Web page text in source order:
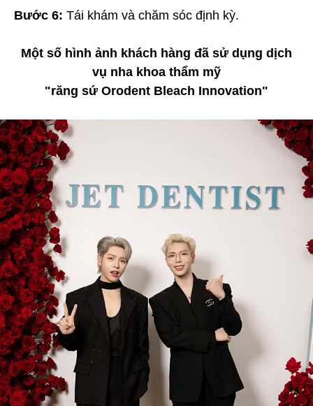
Bước 6: Tái khám và chăm sóc định kỳ.
Một số hình ảnh khách hàng đã sử dụng dịch
vụ nha khoa thẩm mỹ
"răng sứ Orodent Bleach Innovation"